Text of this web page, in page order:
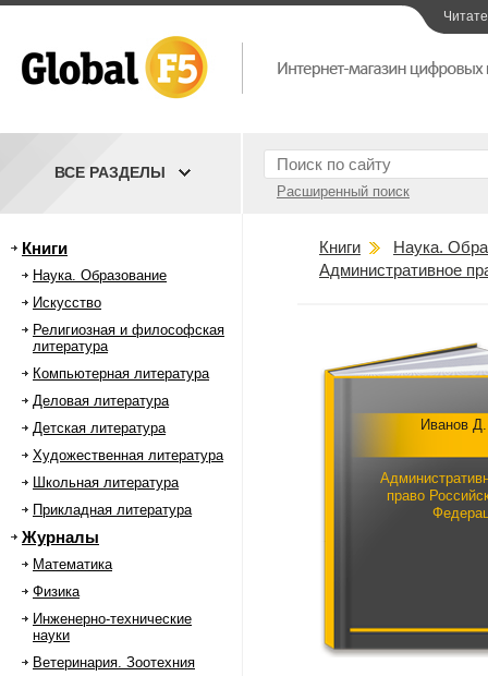
Расширенный поиск
ВСЕ РАЗДЕЛЫ
Книги
Наука. Образование
Искусство
Религиозная и философская
литература
Компьютерная литература
Деловая литература
Детская литература
Художественная литература
Школьная литература
Прикладная литература
Журналы
Математика
Физика
Инженерно-технические
науки
Ветеринария. Зоотехния
Книги
Наука.
Административное
Иванов
право